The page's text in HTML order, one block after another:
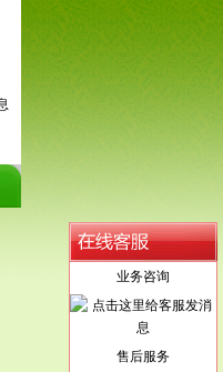
业务咨询
售后服务